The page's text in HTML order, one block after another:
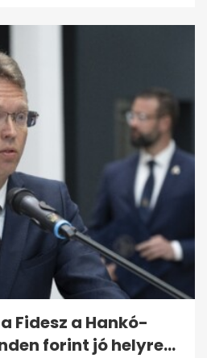
Fidesz a Hankó-
forint jó helyre...